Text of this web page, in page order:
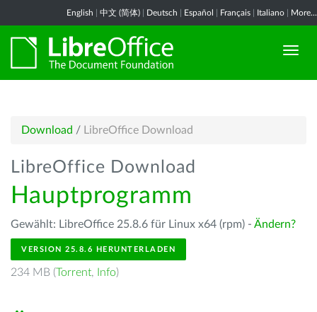
English 中文 (简体) Deutsch Español Français Italiano More...
Download / LibreOffice Download
LibreOffice Download
Hauptprogramm
Gewählt: LibreOffice 25.8.6 für Linux x64 (rpm) - Ändern?
VERSION 25.8.6 HERUNTERLADEN
234 MB (Torrent, Info)